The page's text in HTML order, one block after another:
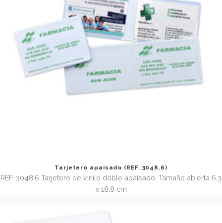
REF. 3068 Portatarjetas de vinilo con 10 bolsas. Tamaño
13,5 x 9,5 cm